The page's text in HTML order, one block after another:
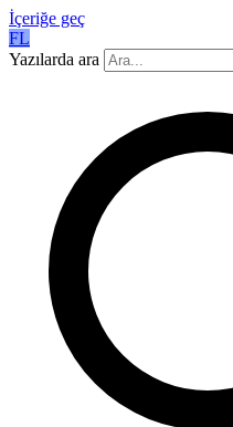
İçeriğe geç
FL
Yazılarda ara